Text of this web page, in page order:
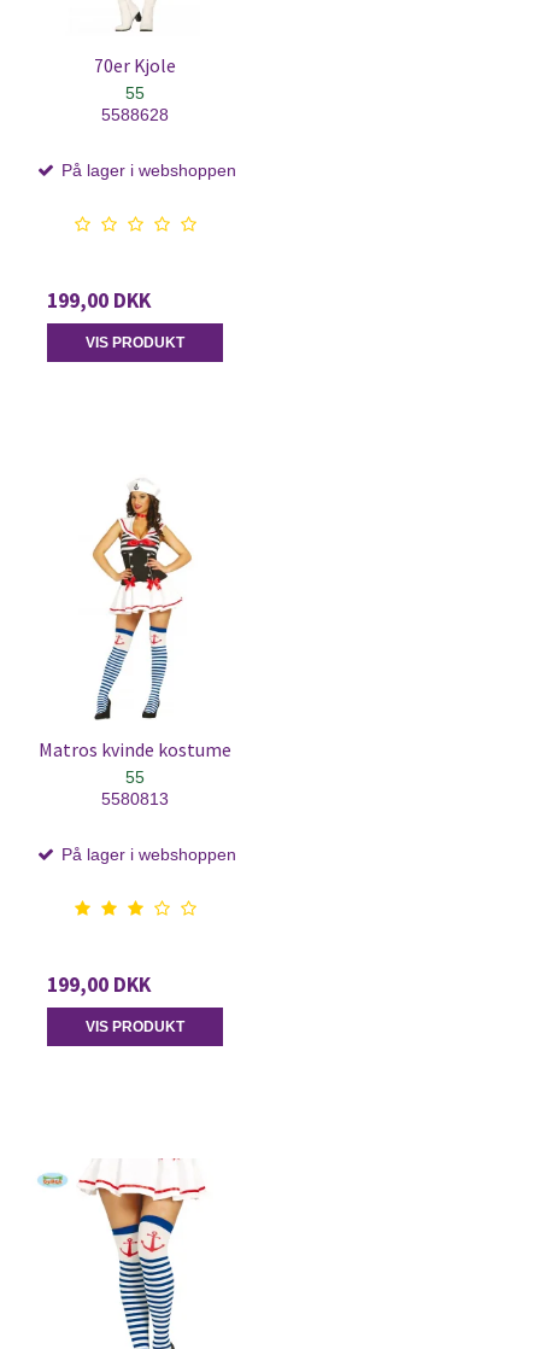
70er Kjole
55
5588628
På lager i webshoppen
199,00 DKK
VIS PRODUKT
Matros kvinde kostume
55
5580813
På lager i webshoppen
199,00 DKK
VIS PRODUKT